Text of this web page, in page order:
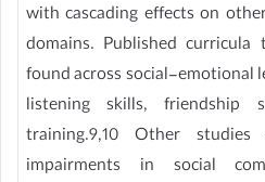
with cascading effects on
domains. Published curricula
found across social-emotional
listening skills, friendship
training.9,10 Other studies
impairments in social